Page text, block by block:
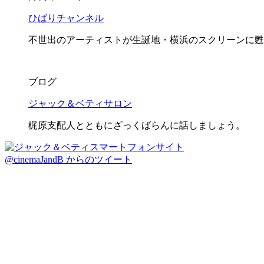
ひばりチャンネル
不世出のアーティストが生誕地・横浜のスクリーンに
ブログ
ジャック＆ベティサロン
梶原支配人とともにざっくばらんに話しましょう。
@cinemaJandB からのツイート